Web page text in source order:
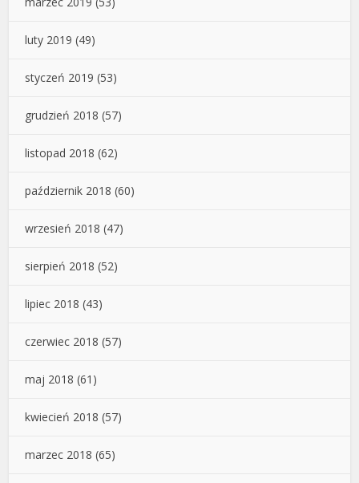
luty 2019 (49)
styczeń 2019 (53)
grudzień 2018 (57)
listopad 2018 (62)
październik 2018 (60)
wrzesień 2018 (47)
sierpień 2018 (52)
lipiec 2018 (43)
czerwiec 2018 (57)
maj 2018 (61)
kwiecień 2018 (57)
marzec 2018 (65)